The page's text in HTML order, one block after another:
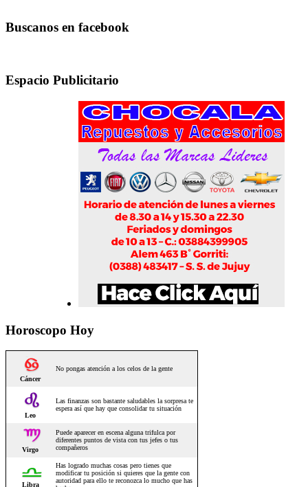
Buscanos en facebook
Espacio Publicitario
Horoscopo Hoy